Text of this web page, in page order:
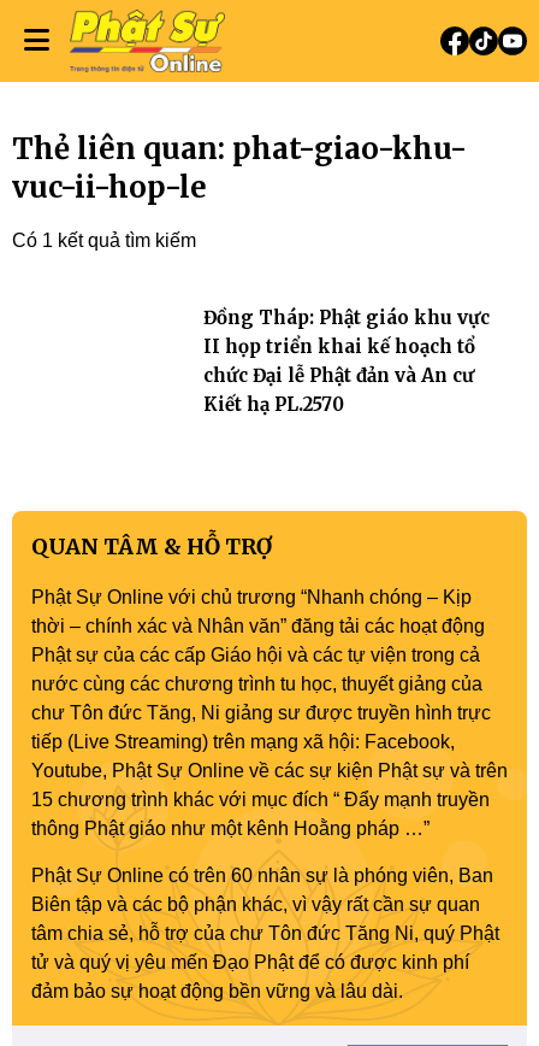
Thẻ liên quan: phat-giao-khu-
vuc-ii-hop-le
Có 1 kết quả tìm kiếm
Đồng Tháp: Phật giáo khu vực
II họp triển khai kế hoạch tổ
chức Đại lễ Phật đản và An cư
Kiết hạ PL.2570
QUAN TÂM & HỖ TRỢ
Phật Sự Online với chủ trương “Nhanh chóng – Kịp
thời – chính xác và Nhân văn” đăng tải các hoạt động
Phật sự của các cấp Giáo hội và các tự viện trong cả
nước cùng các chương trình tu học, thuyết giảng của
chư Tôn đức Tăng, Ni giảng sư được truyền hình trực
tiếp (Live Streaming) trên mạng xã hội: Facebook,
Youtube, Phật Sự Online về các sự kiện Phật sự và trên
15 chương trình khác với mục đích “ Đẩy mạnh truyền
thông Phật giáo như một kênh Hoằng pháp …”
Phật Sự Online có trên 60 nhân sự là phóng viên, Ban
Biên tập và các bộ phận khác, vì vậy rất cần sự quan
tâm chia sẻ, hỗ trợ của chư Tôn đức Tăng Ni, quý Phật
tử và quý vị yêu mến Đạo Phật để có được kinh phí
đảm bảo sự hoạt động bền vững và lâu dài.